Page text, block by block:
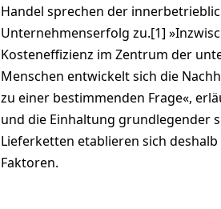
Handel sprechen der
Unternehmenserfolg zu.[1]
Kosteneffizienz im Zentrum der
Menschen entwickelt sich die
zu einer bestimmenden Frage«,
und die Einhaltung grundlegender
Lieferketten etablieren sich
Faktoren.